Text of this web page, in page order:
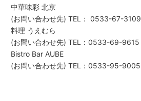
中華味彩 北京
(お問い合わせ先) TEL： 0533-67-3109
料理 うえむら
(お問い合わせ先) TEL：0533-69-9615
Bistro Bar AUBE
(お問い合わせ先) TEL：0533-95-9005